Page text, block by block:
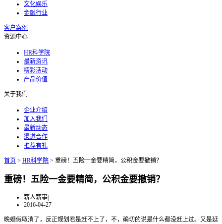
文化娱乐
金融行业
客户案例
资源中心
HR科学院
最新资讯
精彩活动
产品价值
关于我们
企业介绍
加入我们
最新动态
渠道合作
推荐有礼
首页 > HR科学院 > 重磅！五险一金要精简，公积金要撤销？
重磅！五险一金要精简，公积金要撤销？
薪人薪事|
2016-04-27
晚婚假取消了，反正规划君是赶不上了，不，确切的说是什么都没赶上过。又是延